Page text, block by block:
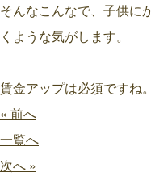
そんなこんなで、子供に
くような気がします。
賃金アップは必須ですね。
« 前へ
一覧へ
次へ »